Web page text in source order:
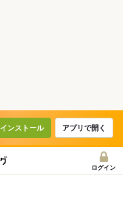
インストール アプリで開く
ログイン